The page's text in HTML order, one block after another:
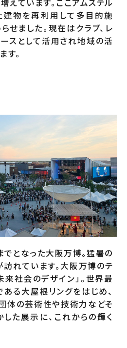
えています。ここアムステル
建物を再利用して多目的施
せました。現在はクラブ、レ
ースとして活用され地域の活
す。
となった大阪万博。猛暑の
訪れています。大阪万博のテ
来社会のデザイン」。世界最
る大屋根リングをはじめ、
体の芸術性や技術力などそ
た展示に、これからの輝く